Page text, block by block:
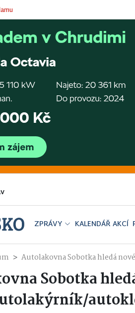
ZPRÁVY KALENDÁŘ AKCÍ
Autolakovna Sobotka hledá
Sobotka